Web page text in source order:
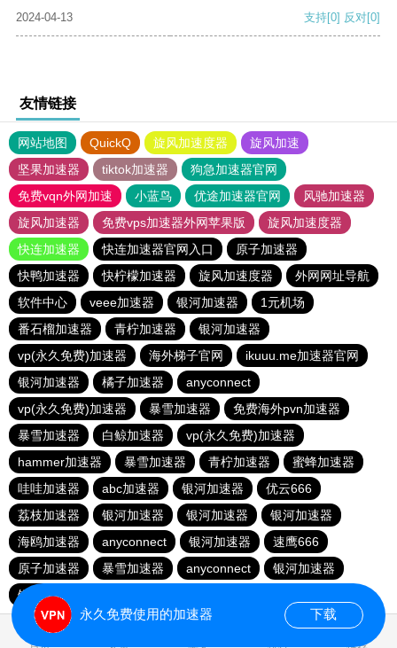
2024-04-13
支持[0] 反对[0]
友情链接
网站地图 QuickQ 旋风加速度器
旋风加速
坚果加速器
tiktok加速器
狗急加速器官网
免费vqn外网加速
小蓝鸟 优途加速器官网
风驰加速器
旋风加速器
免费vps加速器外网苹果版
旋风加速度器
快连加速器
快连加速器官网入口
原子加速器
快鸭加速器
快柠檬加速器 旋风加速度器
外网网址导航
软件中心
veee加速器 银河加速器
1元机场
番石榴加速器
青柠加速器
银河加速器
vp(永久免费)加速器
海外梯子官网
ikuuu.me加速器官网
银河加速器
橘子加速器
anyconnect
vp(永久免费)加速器
暴雪加速器
免费海外pvn加速器
暴雪加速器
白鲸加速器
vp(永久免费)加速器
hammer加速器
暴雪加速器 青柠加速器
蜜蜂加速器
哇哇加速器
abc加速器 银河加速器
优云666
荔枝加速器
银河加速器 银河加速器
银河加速器
海鸥加速器
anyconnect 银河加速器
速鹰666
原子加速器
暴雪加速器 anyconnect
银河加速器
银河加速器
永久免费使用的加速器 下载